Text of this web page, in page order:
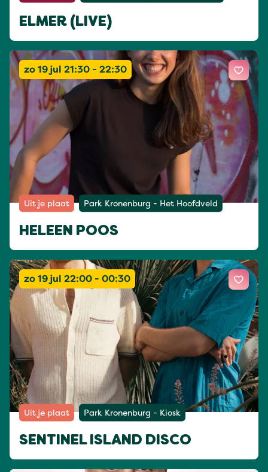
ELMER (LIVE)
zo 19 jul 21:30 - 22:30
Uit je plaat Park Kronenburg - Het Hoofdveld
HELEEN POOS
zo 19 jul 22:00 - 00:30
Uit je plaat Park Kronenburg - Kiosk
SENTINEL ISLAND DISCO